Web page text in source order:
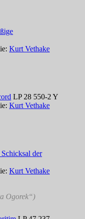
Kurt Vethake
LP 28 550-2 Y
Kurt Vethake
der
Kurt Vethake
Ogorek“)